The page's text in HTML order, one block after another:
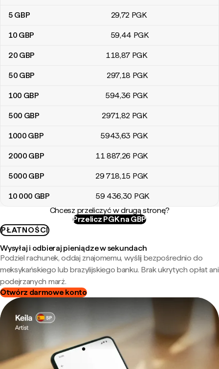
5 GBP 29,72 PGK
10 GBP 59,44 PGK
20 GBP 118,87 PGK
50 GBP 297,18 PGK
100 GBP 594,36 PGK
500 GBP 2971,82 PGK
1000 GBP 5943,63 PGK
2000 GBP 11 887,26 PGK
5000 GBP 29 718,15 PGK
10 000 GBP 59 436,30 PGK
Chcesz przeliczyć w drugą stronę?
Przelicz PGK na GBP
PŁATNOŚCI
Wysyłaj i odbieraj pieniądze w sekundach
Podziel rachunek, oddaj znajomemu, wyślij bezpośrednio do
meksykańskiego lub brazylijskiego banku. Brak ukrytych opłat ani
podejrzanych marż.
Otwórz darmowe konto